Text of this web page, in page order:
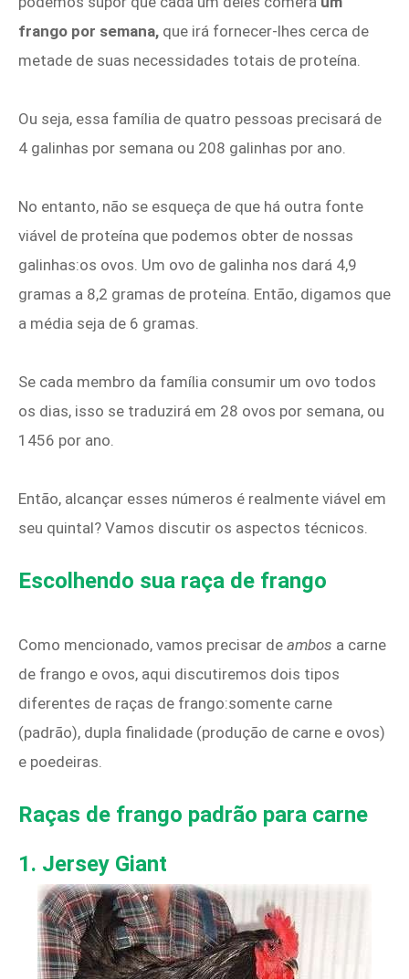
frango por semana, que irá fornecer-lhes cerca de
metade de suas necessidades totais de proteína.
Ou seja, essa família de quatro pessoas precisará de
4 galinhas por semana ou 208 galinhas por ano.
No entanto, não se esqueça de que há outra fonte
viável de proteína que podemos obter de nossas
galinhas:os ovos. Um ovo de galinha nos dará 4,9
gramas a 8,2 gramas de proteína. Então, digamos que
a média seja de 6 gramas.
Se cada membro da família consumir um ovo todos
os dias, isso se traduzirá em 28 ovos por semana, ou
1456 por ano.
Então, alcançar esses números é realmente viável em
seu quintal? Vamos discutir os aspectos técnicos.
Escolhendo sua raça de frango
Como mencionado, vamos precisar de ambos a carne
de frango e ovos, aqui discutiremos dois tipos
diferentes de raças de frango:somente carne
(padrão), dupla finalidade (produção de carne e ovos)
e poedeiras.
Raças de frango padrão para carne
1. Jersey Giant